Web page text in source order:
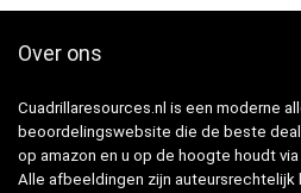
Over ons
Cuadrillaresources.nl is een moderne
beoordelingswebsite die de beste
op amazon en u op de hoogte houdt
Alle afbeeldingen zijn auteursrechtelijk